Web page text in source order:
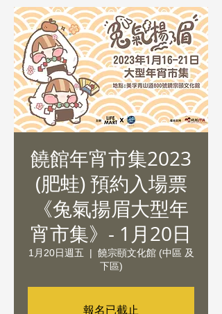
饒館年宵市集2023
(肥蛙) 預約入場票
《兔氣揚眉大型年
宵市集》- 1月20日
1月20日週五
  |
饒宗頤文化館 (中區 及
下區)
報名已截止